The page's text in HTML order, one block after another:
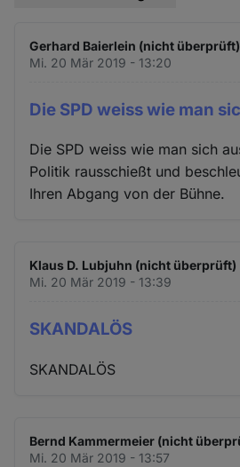
Gerhard Baierlein (nicht überprüft)
Mi. 20 Mär 2019 - 13:20
Die SPD weiss wie man
Die SPD weiss wie man sich
Politik rausschießt und
Ihren Abgang von der Bühne.
Klaus D. Lubjuhn (nicht überprüft)
Mi. 20 Mär 2019 - 13:39
SKANDALÖS
SKANDALÖS
Bernd Kammermeier (nicht
Mi. 20 Mär 2019 - 13:57